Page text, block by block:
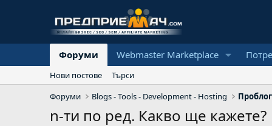
Форуми Webmaster Marketplace
Нови постове
Търси
Форуми
Blogs - Tools - Development - Hosting
n-ти по ред. Какво ще кажете?